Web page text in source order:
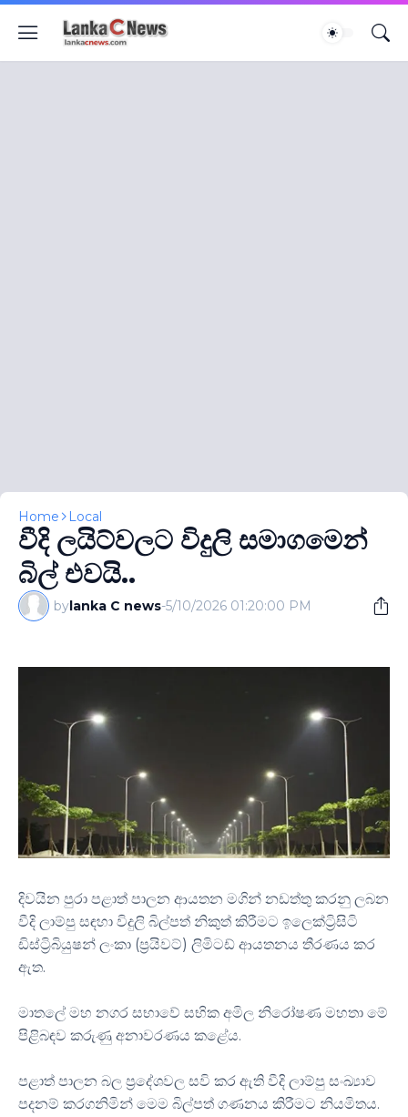
Home Local
වීදි ලයිට්වලට විදුලි සමාගමෙන්
බිල් එවයි..
bylanka C news-5/10/2026 01:20:00 PM
දිවයින පුරා පළාත් පාලන ආයතන මගින් නඩත්තු කරනු ලබන
වීදි ලාම්පු සඳහා විදුලි බිල්පත් නිකුත් කිරීමට ඉලෙක්ට්‍රිසිටි
ඩිස්ට්‍රිබියුෂන් ලංකා (ප්‍රයිවට්) ලිමිටඩ් ආයතනය තීරණය කර
ඇත.
මාතලේ මහ නගර සභාවේ සභික අමිල නිරෝෂණ මහතා මේ
පිළිබඳව කරුණු අනාවරණය කළේය.
පළාත් පාලන බල ප්‍රදේශවල සවි කර ඇති වීදි ලාම්පු සංඛ්‍යාව
පදනම් කරගනිමින් මෙම බිල්පත් ගණනය කිරීමට නියමිතය.